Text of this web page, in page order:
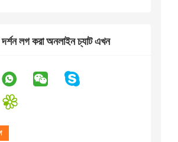
লগ করা অনলাইন চ্যাট এখন